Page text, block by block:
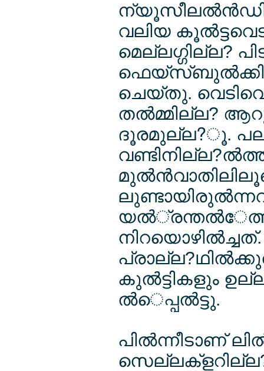
വലിയ
മെല്ലഗ്ഗില്ല?
ചെയ്തു.
തല്‍മ്മില്ല? ആറു
ദൂരമുല്ല?ൂ.
കുല്‍ട്ടികളും
ല്‍െപ്പല്‍ട്ടു.
പില്‍ന്നീടാണ്